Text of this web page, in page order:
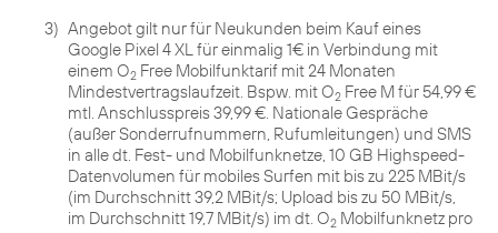
3) Angebot gilt nur für Neukunden beim Kauf eines
Google Pixel 4 XL für einmalig 1€ in Verbindung mit
einem O2 Free Mobilfunktarif mit 24 Monaten
Mindestvertragslaufzeit. Bspw. mit O2 Free M für 54,99 €
mtl. Anschlusspreis 39,99 €. Nationale Gespräche
(außer Sonderrufnummern, Rufumleitungen) und SMS
in alle dt. Fest- und Mobilfunknetze, 10 GB Highspeed-
Datenvolumen für mobiles Surfen mit bis zu 225 MBit/s
(im Durchschnitt 39,2 MBit/s; Upload bis zu 50 MBit/s,
im Durchschnitt 19,7 MBit/s) im dt. O2 Mobilfunknetz pro